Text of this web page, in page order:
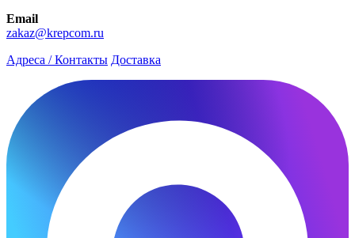
Email
zakaz@krepcom.ru
Адреса / Контакты Доставка